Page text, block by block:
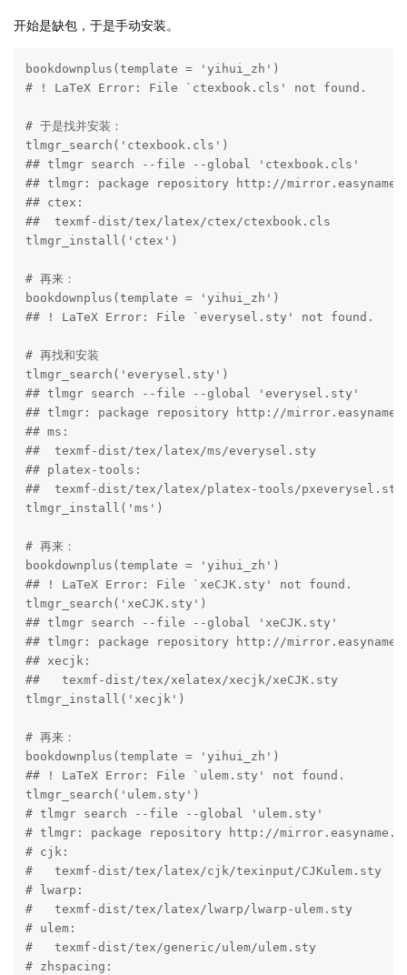
开始是缺包，于是手动安装。
bookdownplus(template = 'yihui_zh')
# ! LaTeX Error: File `ctexbook.cls' not found.
# 于是找并安装：
tlmgr_search('ctexbook.cls')
## tlmgr search --file --global 'ctexbook.cls'
## tlmgr: package repository http://
## ctex:
##  texmf-dist/tex/latex/ctex/ctexbook.cls
tlmgr_install('ctex')
# 再来：
bookdownplus(template = 'yihui_zh')
## ! LaTeX Error: File `everysel.sty' not found.
# 再找和安装
tlmgr_search('everysel.sty')
## tlmgr search --file --global 'everysel.sty'
## tlmgr: package repository http://
## ms:
##  texmf-dist/tex/latex/ms/everysel.sty
## platex-tools:
##  texmf-dist/tex/latex/platex-tools/pxeverysel.sty
tlmgr_install('ms')
# 再来：
bookdownplus(template = 'yihui_zh')
## ! LaTeX Error: File `xeCJK.sty' not found.
tlmgr_search('xeCJK.sty')
## tlmgr search --file --global 'xeCJK.sty'
## tlmgr: package repository http://
## xecjk:
##   texmf-dist/tex/xelatex/xecjk/xeCJK.sty
tlmgr_install('xecjk')
# 再来：
bookdownplus(template = 'yihui_zh')
## ! LaTeX Error: File `ulem.sty' not found.
tlmgr_search('ulem.sty')
# tlmgr search --file --global 'ulem.sty'
# tlmgr: package repository http://
# cjk:
#   texmf-dist/tex/latex/cjk/texinput/CJKulem.sty
# lwarp:
#   texmf-dist/tex/latex/lwarp/lwarp-ulem.sty
# ulem:
#   texmf-dist/tex/generic/ulem/ulem.sty
# zhspacing: